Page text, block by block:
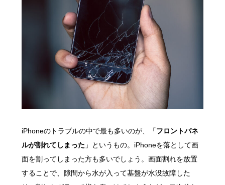
iPhoneのトラブルの中で最も多いのが、「フロントパネ
ルが割れてしまった 」というもの。iPhoneを落として画
面を割ってしまった方も多いでしょう。画面割れを放置
することで、隙間から水が入って基盤が水没故障した